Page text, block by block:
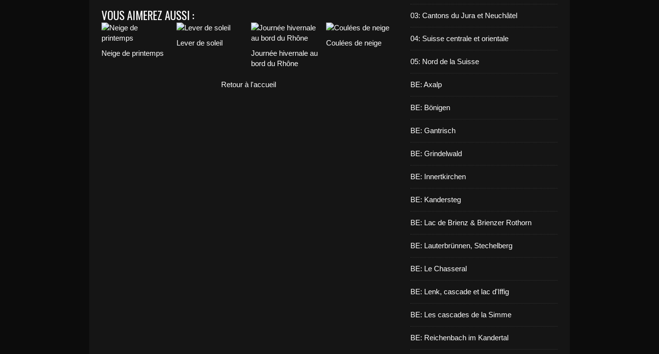
VOUS AIMEREZ AUSSI :
Neige de printemps
Lever de soleil
Journée hivernale au
bord du Rhône
Coulées de neige
Retour à l'accueil
03: Cantons du Jura et Neuchâtel
04: Suisse centrale et orientale
05: Nord de la Suisse
BE: Axalp
BE: Bönigen
BE: Gantrisch
BE: Grindelwald
BE: Innertkirchen
BE: Kandersteg
BE: Lac de Brienz & Brienzer Rothorn
BE: Lauterbrünnen, Stechelberg
BE: Le Chasseral
BE: Lenk, cascade et lac d'Iffig
BE: Les cascades de la Simme
BE: Reichenbach im Kandertal